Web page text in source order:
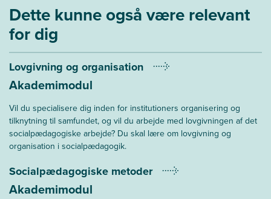
Dette kunne også være relevant
for dig
Lovgivning og organisation
Akademimodul
Vil du specialisere dig inden for institutioners organisering og
tilknytning til samfundet, og vil du arbejde med lovgivningen af det
socialpædagogiske arbejde? Du skal lære om lovgivning og
organisation i socialpædagogik.
Socialpædagogiske metoder
Akademimodul